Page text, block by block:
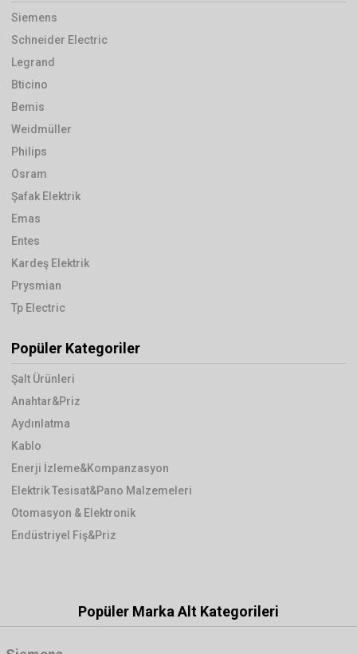
Siemens
Schneider Electric
Legrand
Bticino
Bemis
Weidmüller
Philips
Osram
Şafak Elektrik
Emas
Entes
Kardeş Elektrik
Prysmian
Tp Electric
Popüler Kategoriler
Şalt Ürünleri
Anahtar&Priz
Aydınlatma
Kablo
Enerji İzleme&Kompanzasyon
Elektrik Tesisat&Pano Malzemeleri
Otomasyon & Elektronik
Endüstriyel Fiş&Priz
Popüler Marka Alt Kategorileri